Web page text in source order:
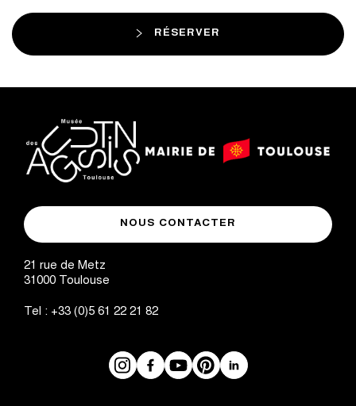
RÉSERVER
musée
des
de
NOUS CONTACTER
21 rue de Metz
31000 Toulouse
Tel : +33 (0)5 61 22 21 82
Réseaux
InstagramFacebookYouTubePinterestLinkedIn